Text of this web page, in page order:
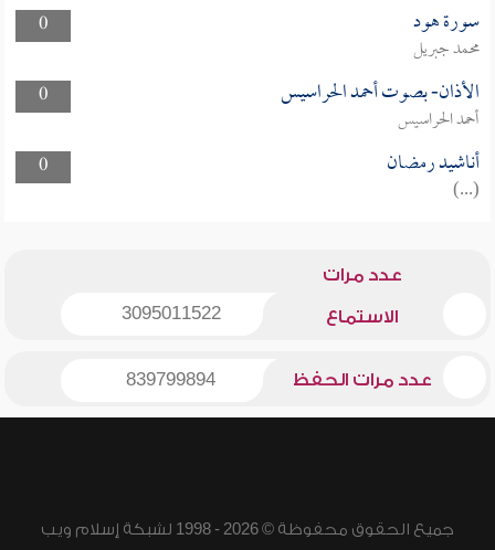
0
سورة هود
محمد جبريل
0
الأذان- بصوت أحمد الحراسيس
أحمد الحراسيس
0
أناشيد رمضان
(...)
عدد مرات
الاستماع 3095011522
عدد مرات الحفظ 839799894
جميع الحقوق محفوظة © 2026 - 1998 لشبكة إسلام ويب